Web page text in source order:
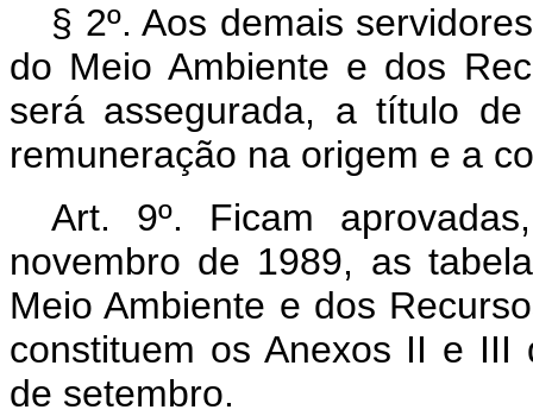
§ 2º. Aos demais
do Meio Ambiente e dos
será assegurada, a título
remuneração na origem e a
Art. 9º. Ficam
novembro de 1989, as
Meio Ambiente e dos
constituem os Anexos II e III
de setembro.